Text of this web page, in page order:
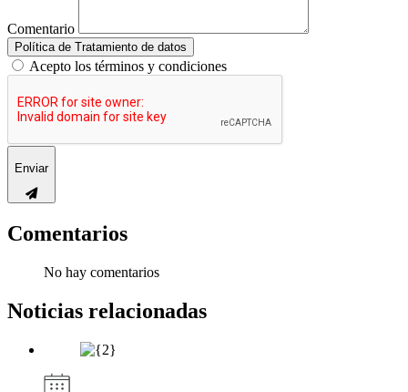
Comentario
Política de Tratamiento de datos
Acepto los términos y condiciones
Enviar
Comentarios
No hay comentarios
Noticias relacionadas